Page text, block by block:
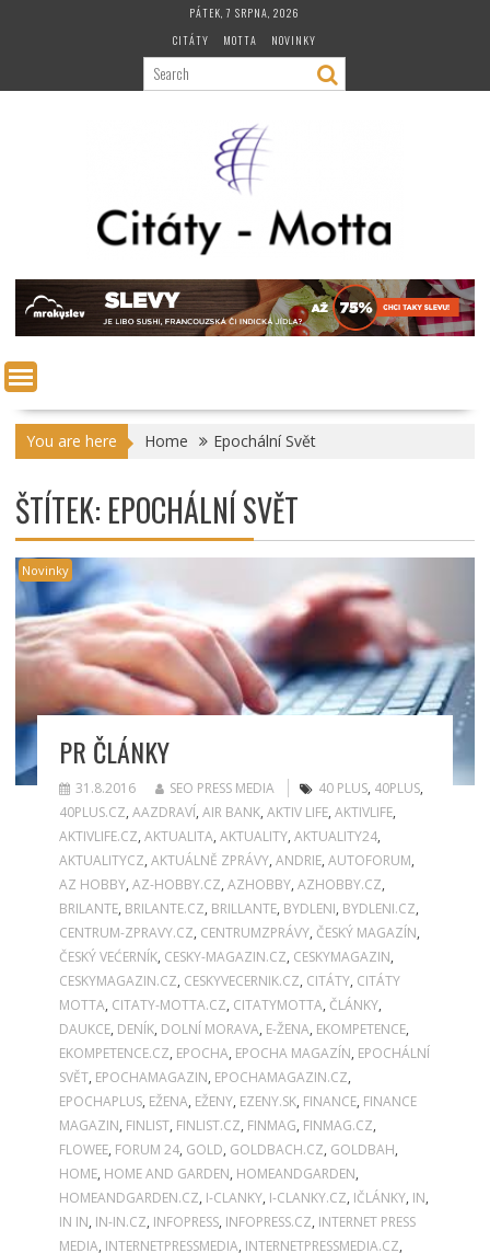
PÁTEK, 7 SRPNA, 2026
CITÁTY
MOTTA NOVINKY
You are here Home Epochální Svět
ŠTÍTEK: EPOCHÁLNÍ SVĚT
Novinky
PR ČLÁNKY
31.8.2016 SEO PRESS MEDIA 40 PLUS, 40PLUS,
40PLUS.CZ, AAZDRAVÍ, AIR BANK, AKTIV LIFE, AKTIVLIFE,
AKTIVLIFE.CZ, AKTUALITA, AKTUALITY, AKTUALITY24,
AKTUALITYCZ, AKTUÁLNĚ ZPRÁVY, ANDRIE, AUTOFORUM,
AZ HOBBY, AZ-HOBBY.CZ, AZHOBBY, AZHOBBY.CZ,
BRILANTE, BRILANTE.CZ, BRILLANTE, BYDLENI, BYDLENI.CZ,
CENTRUM-ZPRAVY.CZ, CENTRUMZPRÁVY, ČESKÝ MAGAZÍN,
ČESKÝ VEĆERNÍK, CESKY-MAGAZIN.CZ, CESKYMAGAZIN,
CESKYMAGAZIN.CZ, CESKYVECERNIK.CZ, CITÁTY, CITÁTY
MOTTA, CITATY-MOTTA.CZ, CITATYMOTTA, ČLÁNKY,
DAUKCE, DENÍK, DOLNÍ MORAVA, E-ŽENA, EKOMPETENCE,
EKOMPETENCE.CZ, EPOCHA, EPOCHA MAGAZÍN, EPOCHÁLNÍ
SVĚT, EPOCHAMAGAZIN, EPOCHAMAGAZIN.CZ,
EPOCHAPLUS, EŽENA, EŽENY, EZENY.SK, FINANCE, FINANCE
MAGAZIN, FINLIST, FINLIST.CZ, FINMAG, FINMAG.CZ,
FLOWEE, FORUM 24, GOLD, GOLDBACH.CZ, GOLDBAH,
HOME, HOME AND GARDEN, HOMEANDGARDEN,
HOMEANDGARDEN.CZ, I-CLANKY, I-CLANKY.CZ, IČLÁNKY, IN,
IN IN, IN-IN.CZ, INFOPRESS, INFOPRESS.CZ, INTERNET PRESS
MEDIA, INTERNETPRESSMEDIA, INTERNETPRESSMEDIA.CZ,